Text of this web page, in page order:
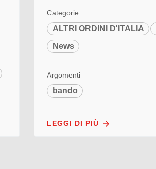
Categorie
ALTRI ORDINI D'ITALIA
News
Argomenti
bando
LEGGI DI PIÙ